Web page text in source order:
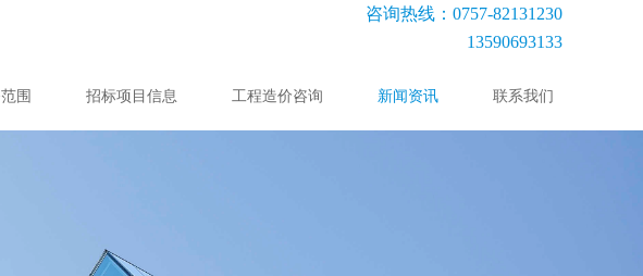
咨询热线：0757-82131230
13590693133
围 招标项目信息 工程造价咨询 新闻资讯 联系我们